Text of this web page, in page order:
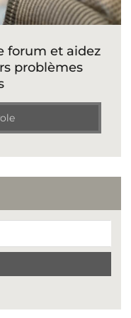
forum et aidez
problèmes